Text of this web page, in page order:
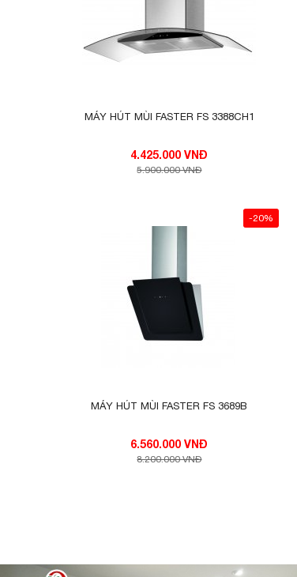
MÁY HÚT MÙI FASTER FS 3388CH1
4.425.000 VNĐ
5.900.000 VNĐ
-20%
MÁY HÚT MÙI FASTER FS 3689B
6.560.000 VNĐ
8.200.000 VNĐ